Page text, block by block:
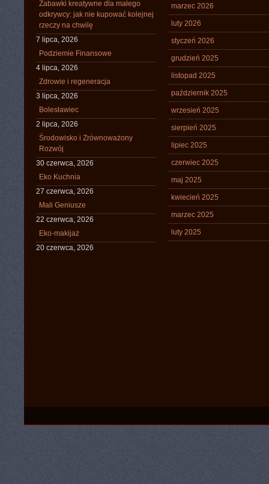
Zabawki kreatywne dla małego
odkrywcy: jak nie kupować kolejnej
rzeczy na chwilę
7 lipca, 2026
Podziemie Finansowe
4 lipca, 2026
Zdrowie i regeneracja
3 lipca, 2026
Bolesławiec
2 lipca, 2026
Środowisko i Zrównoważony
Rozwój
30 czerwca, 2026
Eko Kuchnia
27 czerwca, 2026
Mali Geniusze
22 czerwca, 2026
Eko-makijaż
20 czerwca, 2026
marzec 2026
luty 2026
styczeń 2026
grudzień 2025
listopad 2025
październik 2025
wrzesień 2025
sierpień 2025
lipiec 2025
czerwiec 2025
maj 2025
kwiecień 2025
marzec 2025
luty 2025